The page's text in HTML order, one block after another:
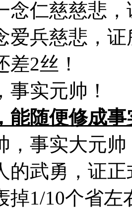
念仁慈慈悲
爱兵慈悲，
差2丝！
事实元帅！
能随便修成
，事实大元帅
的武勇，证
掉1/10个省